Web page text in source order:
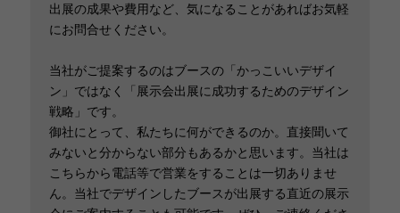
出展の成果や費用など、気になることがあればお気軽
にお問合せください。
当社がご提案するのはブースの「かっこいいデザイ
ン」ではなく「展示会出展に成功するためのデザイン
戦略」です。
御社にとって、私たちに何ができるのか。直接聞いて
みないと分からない部分もあるかと思います。当社は
こちらから電話等で営業をすることは一切ありませ
ん。当社でデザインしたブースが出展する直近の展示